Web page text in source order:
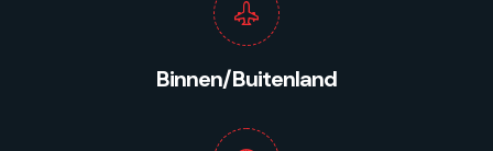
Binnen/Buitenland